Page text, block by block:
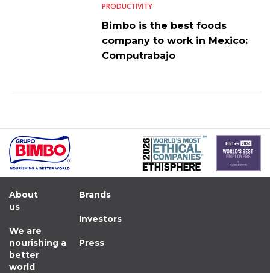
PRODUCTIVITY
Bimbo is the best foods
company to work in Mexico:
Computrabajo
About
us
We are
nourishing a
better
world
Brands
Investors
Press